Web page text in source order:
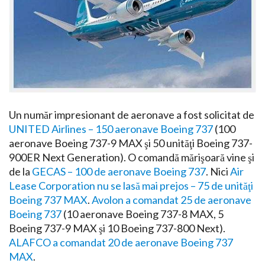
Un număr impresionant de aeronave a fost solicitat de
UNITED Airlines – 150 aeronave Boeing 737(100
aeronave Boeing 737-9 MAX şi 50 unităţi Boeing 737-
900ER Next Generation). O comandă mărişoară vine şi
de la GECAS – 100 de aeronave Boeing 737. NiciAir
Lease Corporation nu se lasă mai prejos – 75 de unităţi
Boeing 737 MAX.Avolon a comandat 25 de aeronave
Boeing 737(10 aeronave Boeing 737-8 MAX, 5
Boeing 737-9 MAX şi 10 Boeing 737-800 Next).
ALAFCO a comandat 20 de aeronave Boeing 737
MAX.